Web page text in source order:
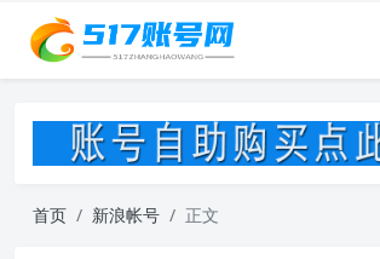
首页 新浪帐号 正文